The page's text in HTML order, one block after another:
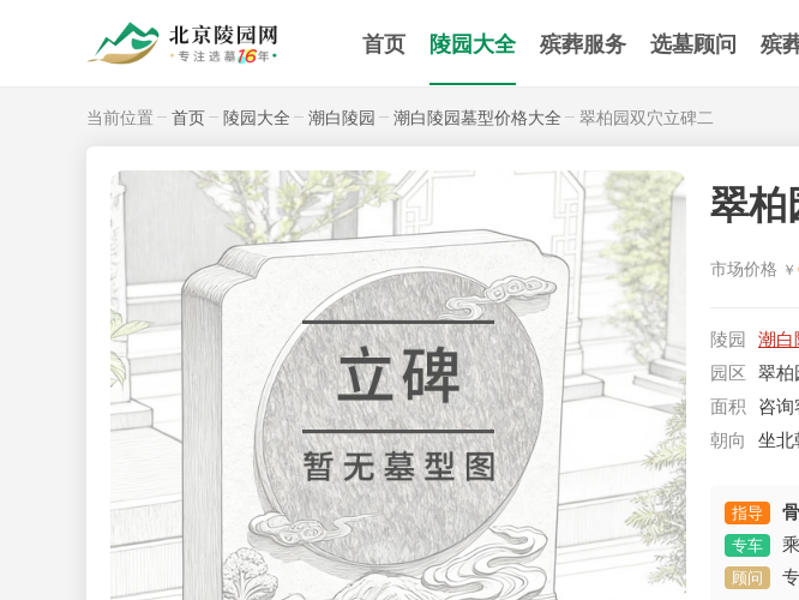
首页 陵园大全 殡葬服务 选墓顾问 殡
当前位置 首页 陵园大全 潮白陵园 潮白陵园墓型价格大全 翠柏园双穴立碑二
翠柏
市场价格
陵园 潮白
园区 翠柏
面积
咨询
朝向
坐北
指导
专车
顾问